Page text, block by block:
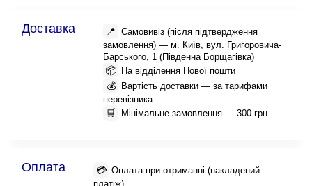
Доставка 📍 Самовивіз (після підтвердження
замовлення) — м. Київ, вул. Григоровича-
Барського, 1 (Південна Борщагівка)
📦 На відділення Нової пошти
💰
Вартість доставки — за тарифами
перевізника
🛒 Мінімальне замовлення — 300 грн
Оплата 💳 Оплата при отриманні (накладений
платіж)